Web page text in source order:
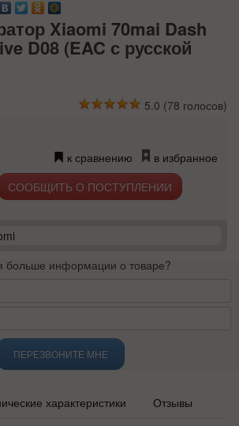
Xiaomi 70mai Dash
D08 (EAC с русской
5.0 (78 голосов)
к сравнению в избранное
СООБЩИТЬ О ПОСТУПЛЕНИИ
больше информации о товаре?
ПЕРЕЗВОНИТЕ МНЕ
характеристики Отзывы